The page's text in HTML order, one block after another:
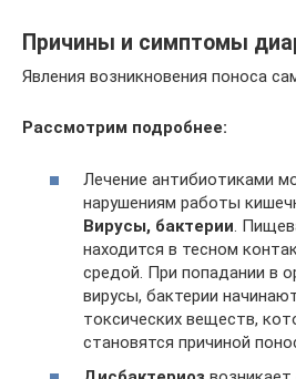
Причины и симптомы
Явления возникновения поноса
Рассмотрим подробнее:
Лечение антибиотиками
нарушениям работы
Вирусы, бактерии .
находится в тесном
средой. При попадании в
вирусы, бактерии
токсических веществ,
становятся причиной